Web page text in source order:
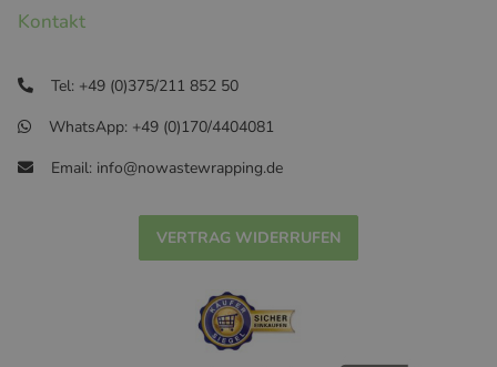
Kontakt
Tel: +49 (0)375/211 852 50
WhatsApp: +49 (0)170/4404081
Email: info@nowastewrapping.de
VERTRAG WIDERRUFEN